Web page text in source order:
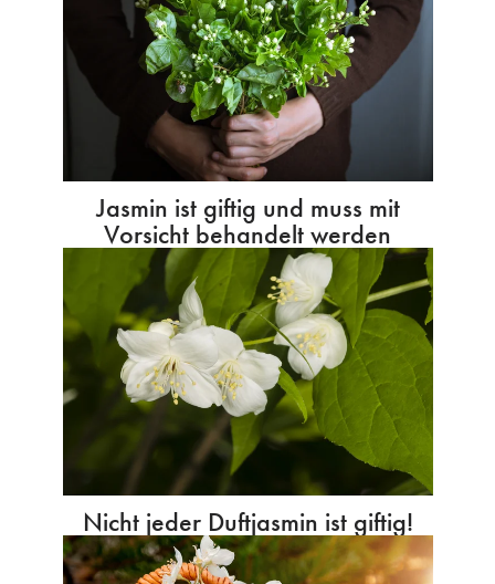
Jasmin ist giftig und muss mit
Vorsicht behandelt werden
Nicht jeder Duftjasmin ist giftig!